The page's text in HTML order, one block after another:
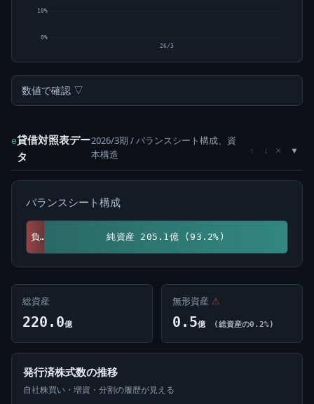
0%
10%
26/3
数値で確認 ▽
e貸借対照表デー
タ
2026/3期 / バランスシート構成、資
本構造
↑ ↓ ×
バランスシート構成
負債 14.9億 (6.8%) 純資産 205.1億 (93.2%)
総資産
220.0億
無形資産 ⚠
0.5億 (総資産の0.2%)
発行済株式数の推移
自社株買い・増資・分割の履歴が見える